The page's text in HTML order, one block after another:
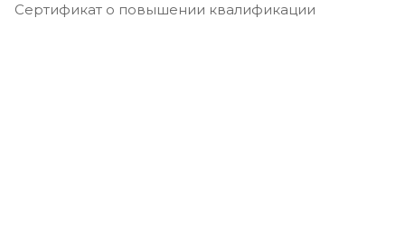
Сертификат о повышении квалификации